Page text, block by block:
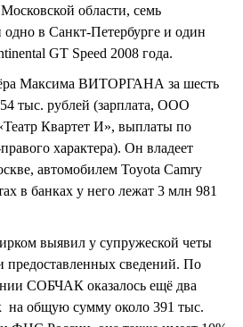
области, семь
в Санкт-Петербурге и один
GT Speed 2008 года.
Максима ВИТОРГАНА за шесть
тыс. рублей (зарплата, ООО
Квартет И», выплаты по
характера). Он владеет
автомобилем Toyota Camry
в банках у него лежат 3 млн 981
выявил у супружеской четы
предоставленных сведений. По
СОБЧАК оказалось ещё два
общую сумму около 391 тыс.